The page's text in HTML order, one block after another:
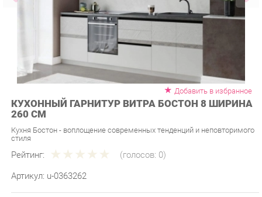
Добавить в избранное
КУХОННЫЙ ГАРНИТУР ВИТРА БОСТОН 8 ШИРИНА
260 СМ
Кухня Бостон - воплощение современных тенденций и неповторимого
Рейтинг:
Артикул: u-0363262